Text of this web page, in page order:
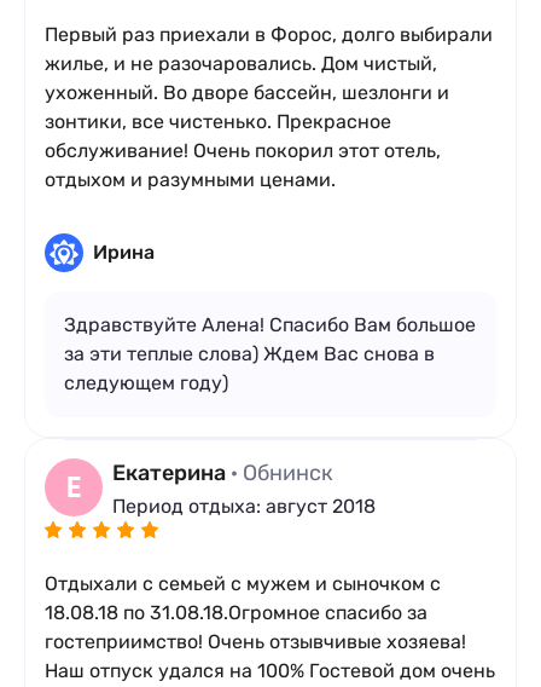
Первый раз приехали в Форос, долго выбирали
жилье, и не разочаровались. Дом чистый,
ухоженный. Во дворе бассейн, шезлонги и
зонтики, все чистенько. Прекрасное
обслуживание! Очень покорил этот отель,
отдыхом и разумными ценами.
Ирина
Здравствуйте Алена! Спасибо Вам большое
за эти теплые слова) Ждем Вас снова в
следующем году)
Е Екатерина · Обнинск
Период отдыха: август 2018
Отдыхали с семьей с мужем и сыночком с
18.08.18 по 31.08.18.Огромное спасибо за
гостеприимство! Очень отзывчивые хозяева!
Наш отпуск удался на 100% Гостевой дом очень